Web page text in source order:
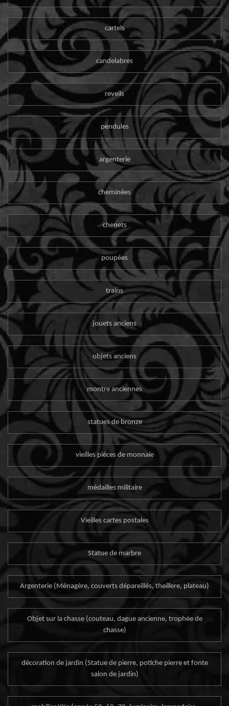
cartels
candelabres
reveils
pendules
argenterie
cheminées
chenets
poupées
trains
jouets anciens
objets anciens
montre anciennes
statues de bronze
vieilles pièces de monnaie
médailles militaire
Vieilles cartes postales
Statue de marbre
Argenterie (Ménagère, couverts dépareillés, theillere, plateau)
Objet sur la chasse (couteau, dague ancienne, trophée de
chasse)
décoration de jardin (Statue de pierre, potiche pierre et fonte
salon de jardin)